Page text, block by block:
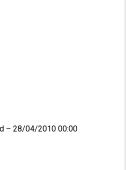
– 28/04/2010 00:00